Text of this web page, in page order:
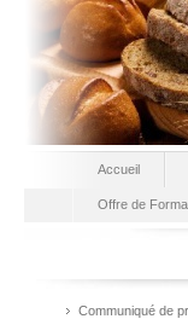
Accueil
Offre de
Communiqué de